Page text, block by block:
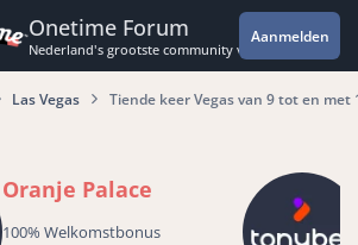
Onetime Forum
Nederland's grootste community voor de
Aanmelden
Las Vegas Tiende keer Vegas van 9 tot en met
Oranje Palace
100% Welkomstbonus